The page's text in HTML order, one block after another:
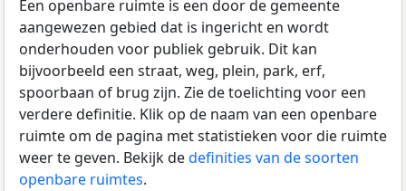
Een openbare ruimte is een door de gemeente
aangewezen gebied dat is ingericht en wordt
onderhouden voor publiek gebruik. Dit kan
bijvoorbeeld een straat, weg, plein, park, erf,
spoorbaan of brug zijn. Zie de toelichting voor een
verdere definitie. Klik op de naam van een openbare
ruimte om de pagina met statistieken voor die ruimte
weer te geven. Bekijk dedefinities van de soorten
openbare ruimtes.